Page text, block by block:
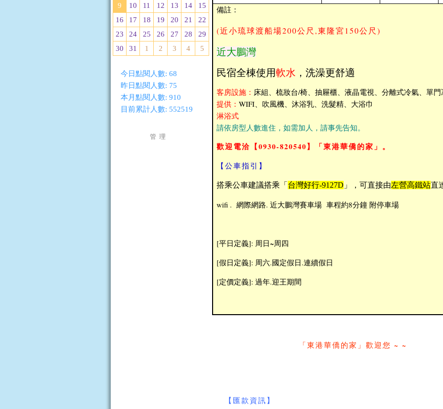
9
10 11 12 13 14
15
16
17 18 19 20 21
22
23
24 25 26 27 28
29
30
31 1 2 3 4 5
今日點閱人數: 68
昨日點閱人數: 75
本月點閱人數: 910
目前累計人數: 552519
管 理
備註：
(近小琉球渡船場200公尺,東隆宮150公尺)
近大鵬灣
民宿全棟使用軟水 ，洗澡更舒適
客房設施： 床組、梳妝台/椅、抽屜櫃、液晶電視、分離式冷氣、單
提供：WIFI、吹風機、沐浴乳、洗髮精、大浴巾
淋浴式
請依房型人數進住，如需加人，請事先告知。
歡迎電洽【0930-820540】「東港華僑的家」。
【公車指引】
搭乘公車建議搭乘「 台灣好行-9127D 」，可直接由左營高鐵站直
wifi . 網際網路. 近大鵬灣賽車場 車程約8分鐘 附停車場
[平日定義]: 周日~周四
[假日定義]: 周六.國定假日.連續假日
[定價定義]: 過年.迎王期間
「東港華僑的家」歡迎您 ~ ~
【匯款資訊】